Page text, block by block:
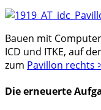
Bauen mit
ICD und ITKE, auf
zum Pavillon rechts
Die erneuerte